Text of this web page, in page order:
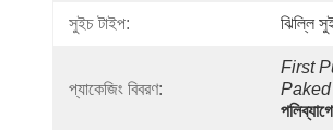
সুইচ টাইপ: ঝিল্লি
প্যাকেজিং বিবরণ:
First
Paked